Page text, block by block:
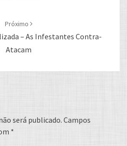
Próximo
– As Infestantes Contra-
Atacam
será publicado. Campos
*